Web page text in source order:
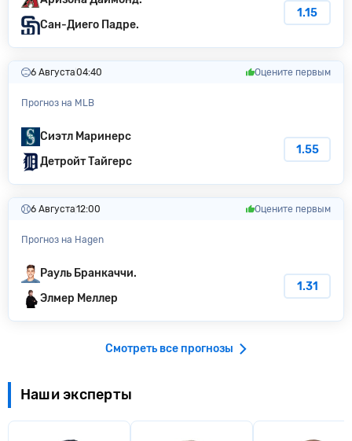
Сан-Диего Падре.
1.15
6 Августа04:40 Оцените первым
Прогноз на MLB
Сиэтл Маринерс
Детройт Тайгерс
1.55
6 Августа12:00 Оцените первым
Прогноз на Hagen
Рауль Бранкаччи.
Элмер Меллер
1.31
Смотреть все прогнозы
Наши эксперты